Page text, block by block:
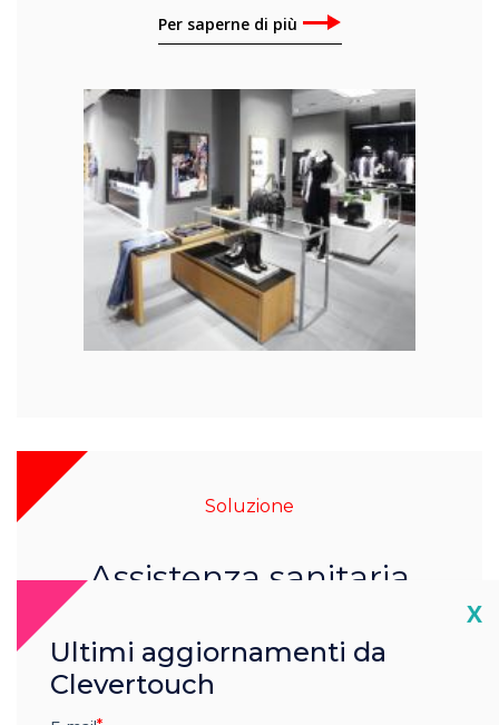
Per saperne di più
Soluzione
Assistenza sanitaria
X
Ultimi aggiornamenti da
Clevertouch